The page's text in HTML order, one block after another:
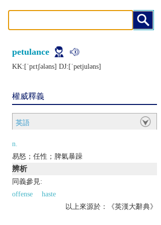
petulance
KK:[ˈpɛtʃǝlǝns] DJ:[ˈpеtjulǝns]
權威釋義
英語
n.
易怒；任性；脾氣暴躁
辨析
同義參見:
offense
haste
以上來源於：《英漢大辭典》